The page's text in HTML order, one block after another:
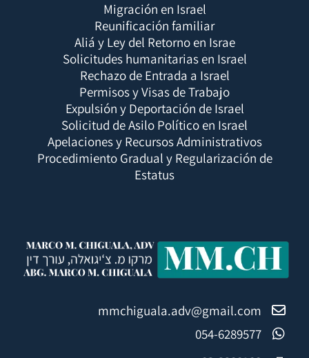
Migración en Israel
Reunificación familiar
Aliá y Ley del Retorno en Israe
Solicitudes humanitarias en Israel
Rechazo de Entrada a Israel
Permisos y Visas de Trabajo
Expulsión y Deportación de Israel
Solicitud de Asilo Político en Israel
Apelaciones y Recursos Administrativos
Procedimiento Gradual y Regularización de
Estatus
mmchiguala.adv@gmail.com
054-6289577